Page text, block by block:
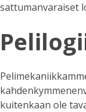
sattumanvaraiset
kuitenkaan ole